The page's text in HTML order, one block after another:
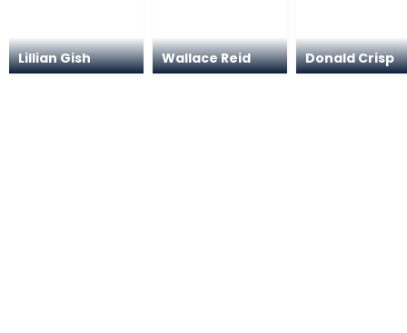
Lillian Gish Wallace Reid Donald Crisp